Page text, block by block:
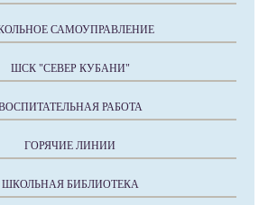
САМОУПРАВЛЕНИЕ
ШСК "СЕВЕР КУБАНИ"
РАБОТА
ГОРЯЧИЕ ЛИНИИ
ШКОЛЬНАЯ БИБЛИОТЕКА